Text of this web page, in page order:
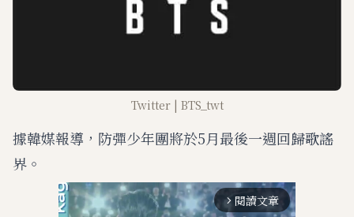
Twitter | BTS_twt
據韓媒報導，防彈少年團將於5月最後一週回歸歌謠
界。
arrow_forward_ios 閱讀文章